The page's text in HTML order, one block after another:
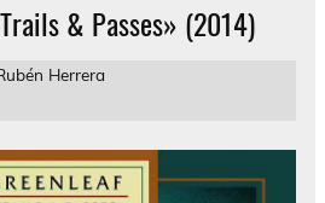
& Passes» (2014)
Herrera